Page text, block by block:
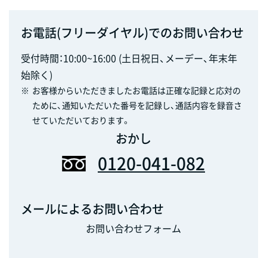
お電話(フリーダイヤル)でのお問い合わせ
受付時間：10:00~16:00 (土日祝日、メーデー、年末年
始除く)
※ お客様からいただきましたお電話は正確な記録と応対の
ために、通知いただいた番号を記録し、通話内容を録音さ
せていただいております。
おかし
0120-041-082
メールによるお問い合わせ
お問い合わせフォーム